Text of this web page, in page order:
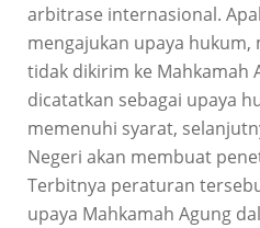
arbitrase internasional.
mengajukan upaya hukum,
tidak dikirim ke Mahkamah
dicatatkan sebagai upaya
memenuhi syarat,
Negeri akan membuat
Terbitnya peraturan
upaya Mahkamah Agung